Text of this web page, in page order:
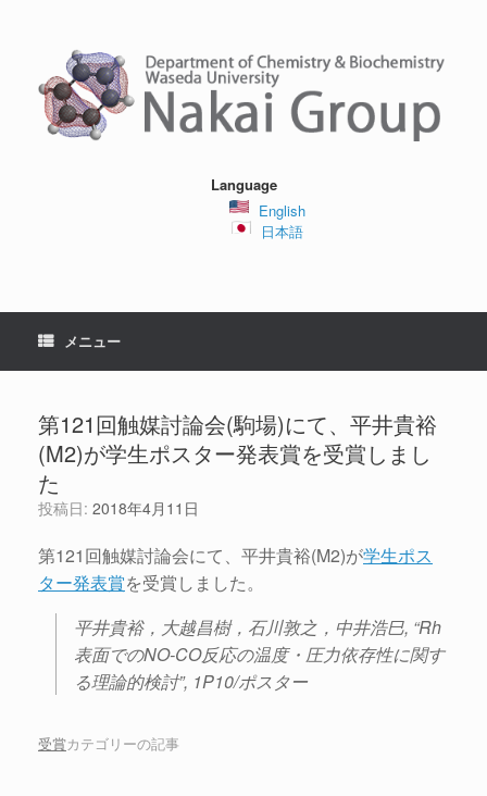
Language
English
日本語
メニュー
第121回触媒討論会(駒場)にて、平井貴裕
(M2)が学生ポスター発表賞を受賞しまし
た
投稿日: 2018年4月11日
第121回触媒討論会にて、平井貴裕(M2)が学生ポス
ター発表賞を受賞しました。
平井貴裕，大越昌樹，石川敦之，中井浩巳, “Rh
表面でのNO-CO反応の温度・圧力依存性に関す
る理論的検討”, 1P10/ポスター
受賞カテゴリーの記事